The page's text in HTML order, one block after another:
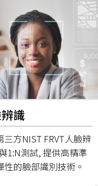
識
三方NIST FRVT人臉辨
1:N測試, 提供高精準
性的臉部識別技術。